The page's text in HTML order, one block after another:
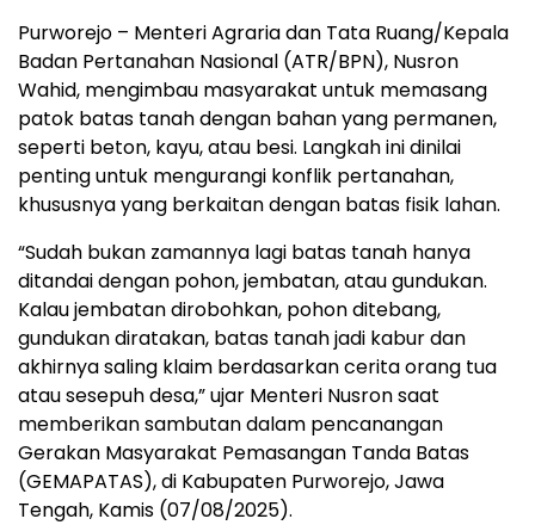
Purworejo – Menteri Agraria dan Tata Ruang/Kepala
Badan Pertanahan Nasional (ATR/BPN), Nusron
Wahid, mengimbau masyarakat untuk memasang
patok batas tanah dengan bahan yang permanen,
seperti beton, kayu, atau besi. Langkah ini dinilai
penting untuk mengurangi konflik pertanahan,
khususnya yang berkaitan dengan batas fisik lahan.
“Sudah bukan zamannya lagi batas tanah hanya
ditandai dengan pohon, jembatan, atau gundukan.
Kalau jembatan dirobohkan, pohon ditebang,
gundukan diratakan, batas tanah jadi kabur dan
akhirnya saling klaim berdasarkan cerita orang tua
atau sesepuh desa,” ujar Menteri Nusron saat
memberikan sambutan dalam pencanangan
Gerakan Masyarakat Pemasangan Tanda Batas
(GEMAPATAS), di Kabupaten Purworejo, Jawa
Tengah, Kamis (07/08/2025).